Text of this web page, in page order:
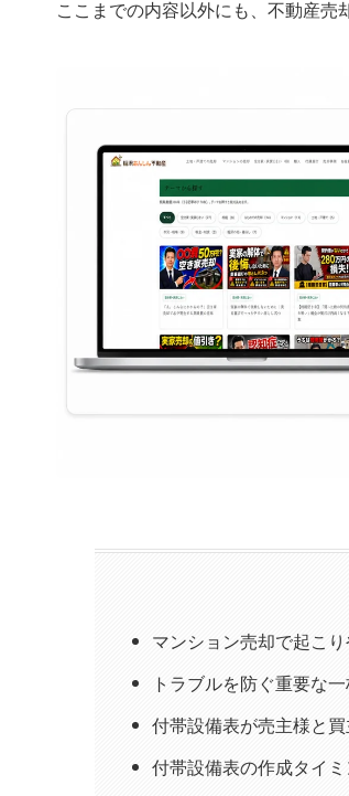
ここまでの内容以外にも、不動産売
マンション売却で起こ
トラブルを防ぐ重要な
付帯設備表が売主様と
付帯設備表の作成タイ